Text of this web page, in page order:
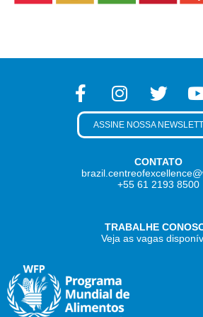
CONTATO
+55 61 2193 8500
TRABALHE
Veja as vagas
ASSINE NOSSA